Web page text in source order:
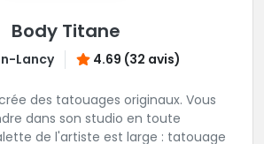
Body Titane
Lancy 4.69 (32 avis)
des tatouages originaux. Vous
dans son studio en toute
de l'artiste est large : tatouage